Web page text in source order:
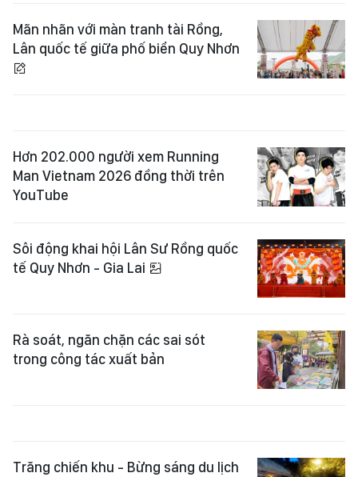
Mãn nhãn với màn tranh tài Rồng,
Lân quốc tế giữa phố biển Quy Nhơn
Hơn 202.000 người xem Running
Man Vietnam 2026 đồng thời trên
YouTube
Sôi động khai hội Lân Sư Rồng quốc
tế Quy Nhơn - Gia Lai
Rà soát, ngăn chặn các sai sót
trong công tác xuất bản
Trăng chiến khu - Bừng sáng du lịch